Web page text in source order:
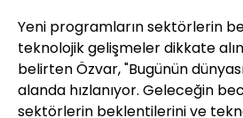
Yeni programların sektörlerin
teknolojik gelişmeler dikkate
belirten Özvar, "Bugünün
alanda hızlanıyor. Geleceğin
sektörlerin beklentilerini ve